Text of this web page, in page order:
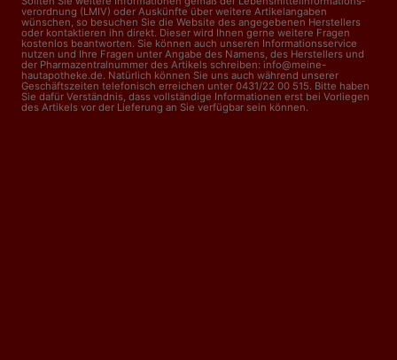
verordnung (LMIV) oder Auskünfte über weitere Artikelangaben
wünschen, so besuchen Sie die Website des angegebenen Herstellers
oder kontaktieren ihn direkt. Dieser wird Ihnen gerne weitere Fragen
kostenlos beantworten. Sie können auch unseren Informationsservice
nutzen und Ihre Fragen unter Angabe des Namens, des Herstellers und
der Pharmazentralnummer des Artikels schreiben: info@meine-
hautapotheke.de. Natürlich können Sie uns auch während unserer
Geschäftszeiten telefonisch erreichen unter 0431/22 00 515. Bitte haben
Sie dafür Verständnis, dass vollständige Informationen erst bei Vorliegen
des Artikels vor der Lieferung an Sie verfügbar sein können.